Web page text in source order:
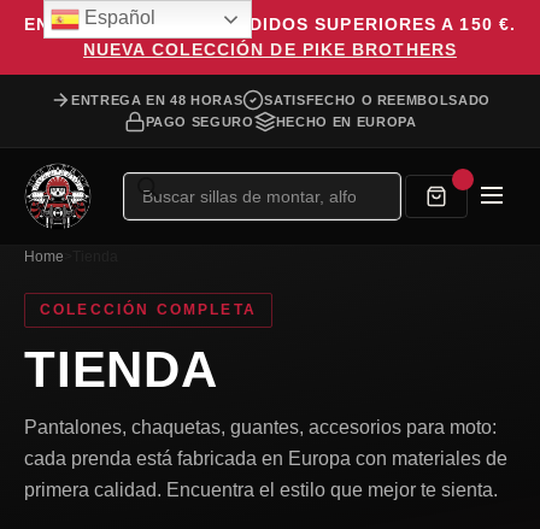
ENVÍO GRATUITO EN PEDIDOS SUPERIORES A 150 €.
NUEVA COLECCIÓN DE PIKE BROTHERS
ENTREGA EN 48 HORAS
SATISFECHO O REEMBOLSADO
PAGO SEGURO
HECHO EN EUROPA
Búsqueda
productos
Home
COLECCIÓN COMPLETA
TIENDA
Pantalones, chaquetas, guantes, accesorios para moto:
cada prenda está fabricada en Europa con materiales de
primera calidad. Encuentra el estilo que mejor te sienta.
Español